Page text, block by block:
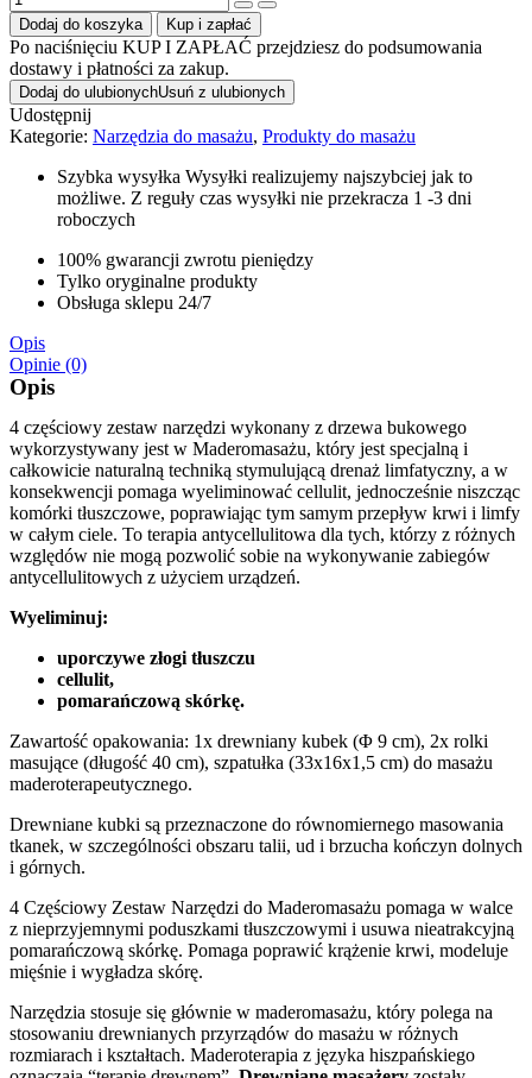
Dodaj do koszyka Kup i zapłać
Po naciśnięciu KUP I ZAPŁAĆ przejdziesz do podsumowania
dostawy i płatności za zakup.
Dodaj do ulubionychUsuń z ulubionych
Udostępnij
Kategorie: Narzędzia do masażu, Produkty do masażu
Szybka wysyłka Wysyłki realizujemy najszybciej jak to
możliwe. Z reguły czas wysyłki nie przekracza 1 -3 dni
roboczych
100% gwarancji zwrotu pieniędzy
Tylko oryginalne produkty
Obsługa sklepu 24/7
Opis
Opinie (0)
Opis
4 częściowy zestaw narzędzi wykonany z drzewa bukowego
wykorzystywany jest w Maderomasażu, który jest specjalną i
całkowicie naturalną techniką stymulującą drenaż limfatyczny, a w
konsekwencji pomaga wyeliminować cellulit, jednocześnie niszcząc
komórki tłuszczowe, poprawiając tym samym przepływ krwi i limfy
w całym ciele. To terapia antycellulitowa dla tych, którzy z różnych
względów nie mogą pozwolić sobie na wykonywanie zabiegów
antycellulitowych z użyciem urządzeń.
Wyeliminuj:
uporczywe złogi tłuszczu
cellulit,
pomarańczową skórkę.
Zawartość opakowania: 1x drewniany kubek (Φ 9 cm), 2x rolki
masujące (długość 40 cm), szpatułka (33x16x1,5 cm) do masażu
maderoterapeutycznego.
Drewniane kubki są przeznaczone do równomiernego masowania
tkanek, w szczególności obszaru talii, ud i brzucha kończyn dolnych
i górnych.
4 Częściowy Zestaw Narzędzi do Maderomasażu pomaga w walce
z nieprzyjemnymi poduszkami tłuszczowymi i usuwa nieatrakcyjną
pomarańczową skórkę. Pomaga poprawić krążenie krwi, modeluje
mięśnie i wygładza skórę.
Narzędzia stosuje się głównie w maderomasażu, który polega na
stosowaniu drewnianych przyrządów do masażu w różnych
rozmiarach i kształtach. Maderoterapia z języka hiszpańskiego